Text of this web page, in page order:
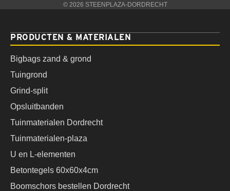
© 2026 STEENPLAZA-DORDRECHT
PRODUCTEN & MATERIALEN
Bigbags zand & grond
Tuingrond
Grind-split
Opsluitbanden
Tuinmaterialen Dordrecht
Tuinmaterialen-plaza
U en L-elementen
Betontegels 60x60x4cm
Boomschors bestellen Dordrecht